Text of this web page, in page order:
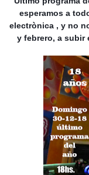
esperamos a
electrònica , y no
y febrero, a subir